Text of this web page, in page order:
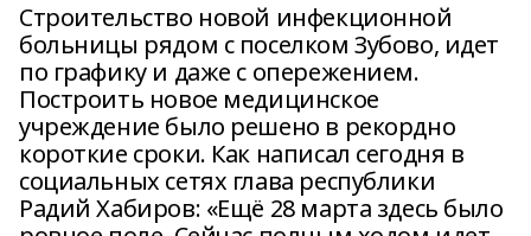
Строительство новой инфекционной
больницы рядом с поселком Зубово, идет
по графику и даже с опережением.
Построить новое медицинское
учреждение было решено в рекордно
короткие сроки. Как написал сегодня в
социальных сетях глава республики
Радий Хабиров: «Ещё 28 марта здесь было